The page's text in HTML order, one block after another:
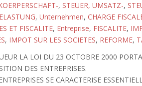
, STEUER, UMSATZ-,
, Unternehmen, CHARGE
ET FISCALITE, Entreprise, FISCALITE,
, IMPOT SUR LES SOCIETES, REFORME,
LA LOI DU 23 OCTOBRE 2000
DES ENTREPRISES.
SE CARACTERISE